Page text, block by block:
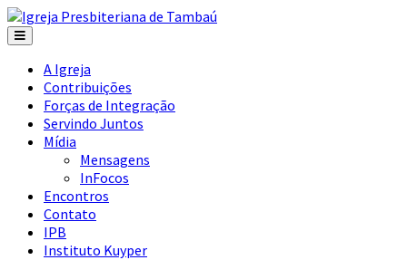
A Igreja
Contribuições
Forças de Integração
Servindo Juntos
Mídia
Mensagens
InFocos
Encontros
Contato
IPB
Instituto Kuyper